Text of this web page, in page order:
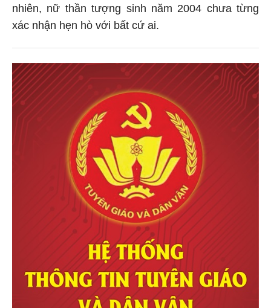
nhiên, nữ thần tượng sinh năm 2004 chưa từng
xác nhận hẹn hò với bất cứ ai.